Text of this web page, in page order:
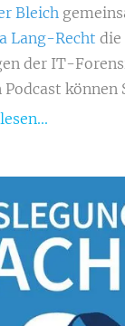
Bleich
Lang-Recht die
der IT-
können